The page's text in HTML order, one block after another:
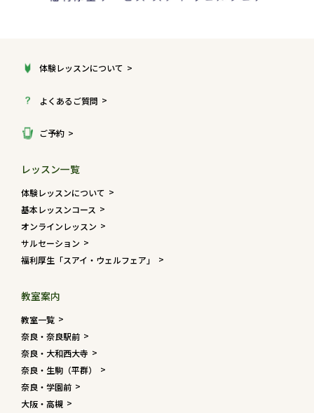
体験レッスンについて
よくあるご質問
ご予約
レッスン一覧
体験レッスンについて
基本レッスンコース
オンラインレッスン
サルセーション
福利厚生「スアイ・ウェルフェア」
教室案内
教室一覧
奈良・奈良駅前
奈良・大和西大寺
奈良・生駒（平群）
大阪・高槻
奈良・学園前